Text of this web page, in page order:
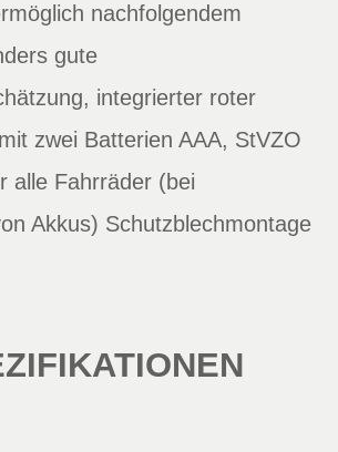
nachfolgendem
gute
integrierter roter
zwei Batterien AAA, StVZO
alle Fahrräder (bei
Akkus) Schutzblechmontage